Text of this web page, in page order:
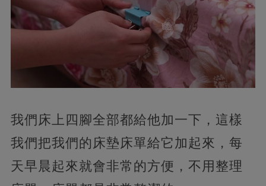
我們床上四腳全部都給他加一下，這樣
我們把我們的床墊床單給它加起來，每
天早晨起來就會非常的方便，不用整理